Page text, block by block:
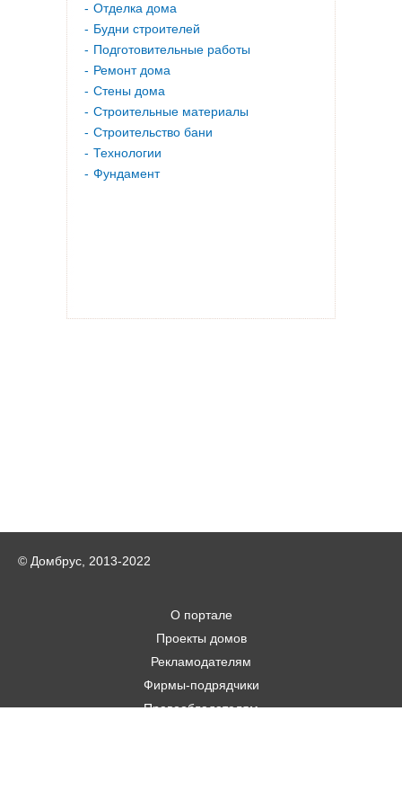
Отделка дома
Будни строителей
Подготовительные работы
Ремонт дома
Стены дома
Строительные материалы
Строительство бани
Технологии
Фундамент
© Домбрус, 2013-2022
О портале
Проекты домов
Рекламодателям
Фирмы-подрядчики
Правообладателям